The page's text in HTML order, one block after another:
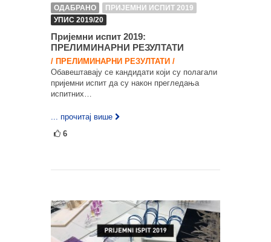
ОДАБРАНО
ПРИЈЕМНИ ИСПИТ 2019
УПИС 2019/20
Пријемни испит 2019:
ПРЕЛИМИНАРНИ РЕЗУЛТАТИ
/ ПРЕЛИМИНАРНИ РЕЗУЛТАТИ /
Обавештавају се кандидати који су полагали
пријемни испит да су након прегледања
испитних…
... прочитај више
6